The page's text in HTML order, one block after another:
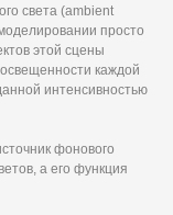
света (ambient
просто
этой сцены
каждой
интенсивностью
фонового
а его функция